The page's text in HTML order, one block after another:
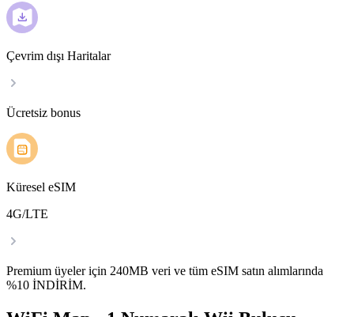
Çevrim dışı Haritalar
Ücretsiz bonus
Küresel eSIM
4G/LTE
Premium üyeler için 240MB veri ve tüm eSIM satın alımlarında
%10 İNDİRİM.